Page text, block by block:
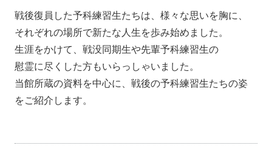
戦後復員した予科練習生たちは、様々な思いを胸に、
それぞれの場所で新たな人生を歩み始めました。
生涯をかけて、戦没同期生や先輩予科練習生の
慰霊に尽くした方もいらっしゃいました。
当館所蔵の資料を中心に、戦後の予科練習生たちの姿
をご紹介します。